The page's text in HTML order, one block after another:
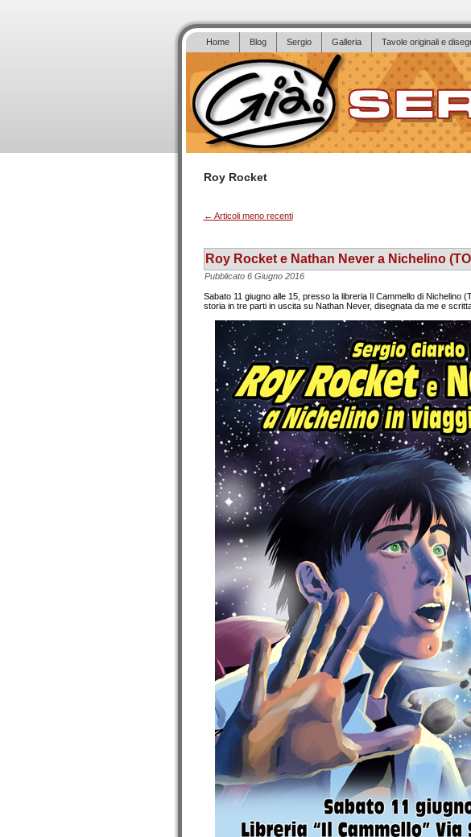
Home Blog Sergio Galleria Tavole originali e
Roy Rocket
← Articoli meno recenti
Roy Rocket e Nathan Never a Nichelino
Pubblicato 6 Giugno 2016
Sabato 11 giugno alle 15, presso la libreria Il Cammello di
storia in tre parti in uscita su Nathan Never, disegnata da me e